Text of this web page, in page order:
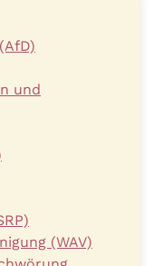
und
(WAV)